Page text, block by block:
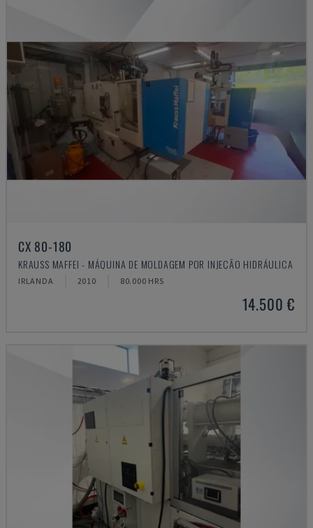
CX 80-180
KRAUSS MAFFEI - MÁQUINA DE MOLDAGEM POR INJEÇÃO HIDRÁULICA
IRLANDA 2010 80.000 HRS
14.500 €